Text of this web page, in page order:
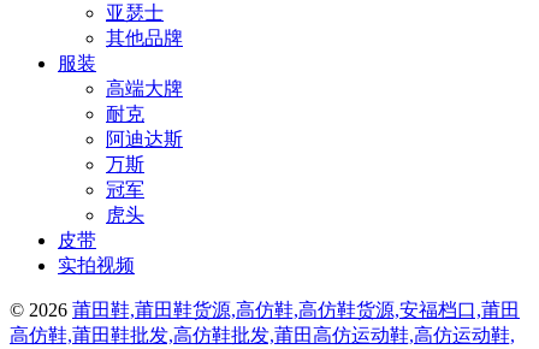
亚瑟士
其他品牌
服装
高端大牌
耐克
阿迪达斯
万斯
冠军
虎头
皮带
实拍视频
© 2026 莆田鞋,莆田鞋货源,高仿鞋,高仿鞋货源,安福档口,莆田
高仿鞋,莆田鞋批发,高仿鞋批发,莆田高仿运动鞋,高仿运动鞋,